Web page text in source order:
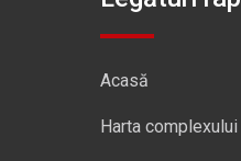
Acasă
Harta complexului